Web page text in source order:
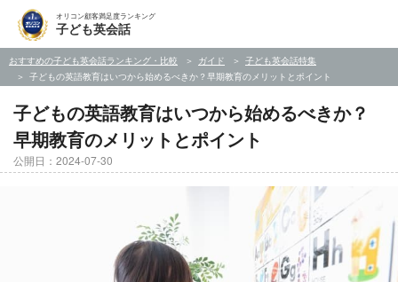
オリコン顧客満足度ランキング
子ども英会話
おすすめの子ども英会話ランキング・比較 ガイド
子ども英会話特集
子どもの英語教育はいつから始めるべきか？早期教育のメリットとポイント
子どもの英語教育はいつから始めるべきか？
早期教育のメリットとポイント
公開日：2024-07-30